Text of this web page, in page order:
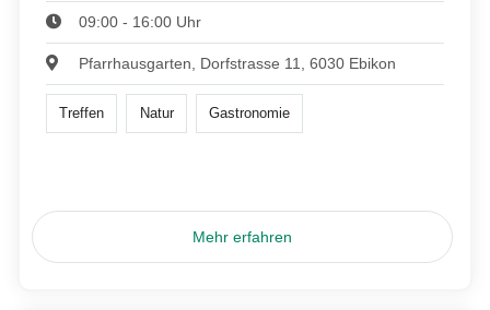
09:00 - 16:00 Uhr
Pfarrhausgarten, Dorfstrasse 11, 6030 Ebikon
Treffen Natur Gastronomie
Mehr erfahren